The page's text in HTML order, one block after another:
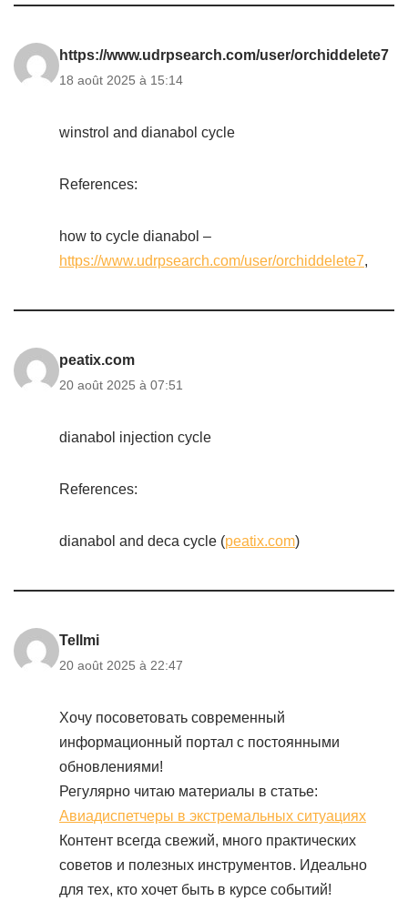
https://www.udrpsearch.com/user/orchiddelete7
18 août 2025 à 15:14
winstrol and dianabol cycle
References:
how to cycle dianabol –
https://www.udrpsearch.com/user/orchiddelete7,
peatix.com
20 août 2025 à 07:51
dianabol injection cycle
References:
dianabol and deca cycle (peatix.com)
Tellmi
20 août 2025 à 22:47
Хочу посоветовать современный
информационный портал с постоянными
обновлениями!
Регулярно читаю материалы в статье:
Авиадиспетчеры в экстремальных ситуациях
Контент всегда свежий, много практических
советов и полезных инструментов. Идеально
для тех, кто хочет быть в курсе событий!